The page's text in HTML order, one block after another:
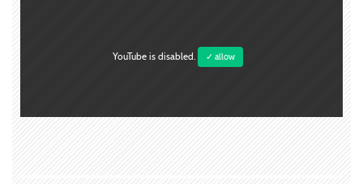
YouTube is disabled. ✓ allow